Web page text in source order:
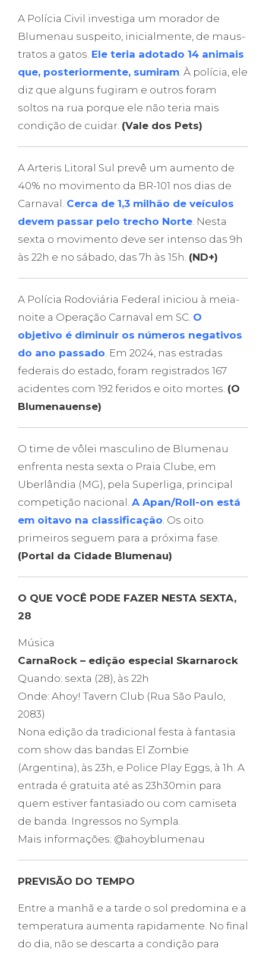
A Polícia Civil investiga um morador de
Blumenau suspeito, inicialmente, de maus-
tratos a gatos. Ele teria adotado 14 animais
que, posteriormente, sumiram. À polícia, ele
diz que alguns fugiram e outros foram
soltos na rua porque ele não teria mais
condição de cuidar. (Vale dos Pets)
A Arteris Litoral Sul prevê um aumento de
40% no movimento da BR-101 nos dias de
Carnaval. Cerca de 1,3 milhão de veículos
devem passar pelo trecho Norte. Nesta
sexta o movimento deve ser intenso das 9h
às 22h e no sábado, das 7h às 15h. (ND+)
A Polícia Rodoviária Federal iniciou à meia-
noite a Operação Carnaval em SC. O
objetivo é diminuir os números negativos
do ano passado. Em 2024, nas estradas
federais do estado, foram registrados 167
acidentes com 192 feridos e oito mortes. (O
Blumenauense)
O time de vôlei masculino de Blumenau
enfrenta nesta sexta o Praia Clube, em
Uberlândia (MG), pela Superliga, principal
competição nacional. A Apan/Roll-on está
em oitavo na classificação. Os oito
primeiros seguem para a próxima fase.
(Portal da Cidade Blumenau)
O QUE VOCÊ PODE FAZER NESTA SEXTA,
28
Música
CarnaRock – edição especial Skarnarock
Quando: sexta (28), às 22h
Onde: Ahoy! Tavern Club (Rua São Paulo,
2083)
Nona edição da tradicional festa à fantasia
com show das bandas El Zombie
(Argentina), às 23h, e Police Play Eggs, à 1h. A
entrada é gratuita até as 23h30min para
quem estiver fantasiado ou com camiseta
de banda. Ingressos no Sympla.
Mais informações: @ahoyblumenau
PREVISÃO DO TEMPO
Entre a manhã e a tarde o sol predomina e a
temperatura aumenta rapidamente. No final
do dia, não se descarta a condição para